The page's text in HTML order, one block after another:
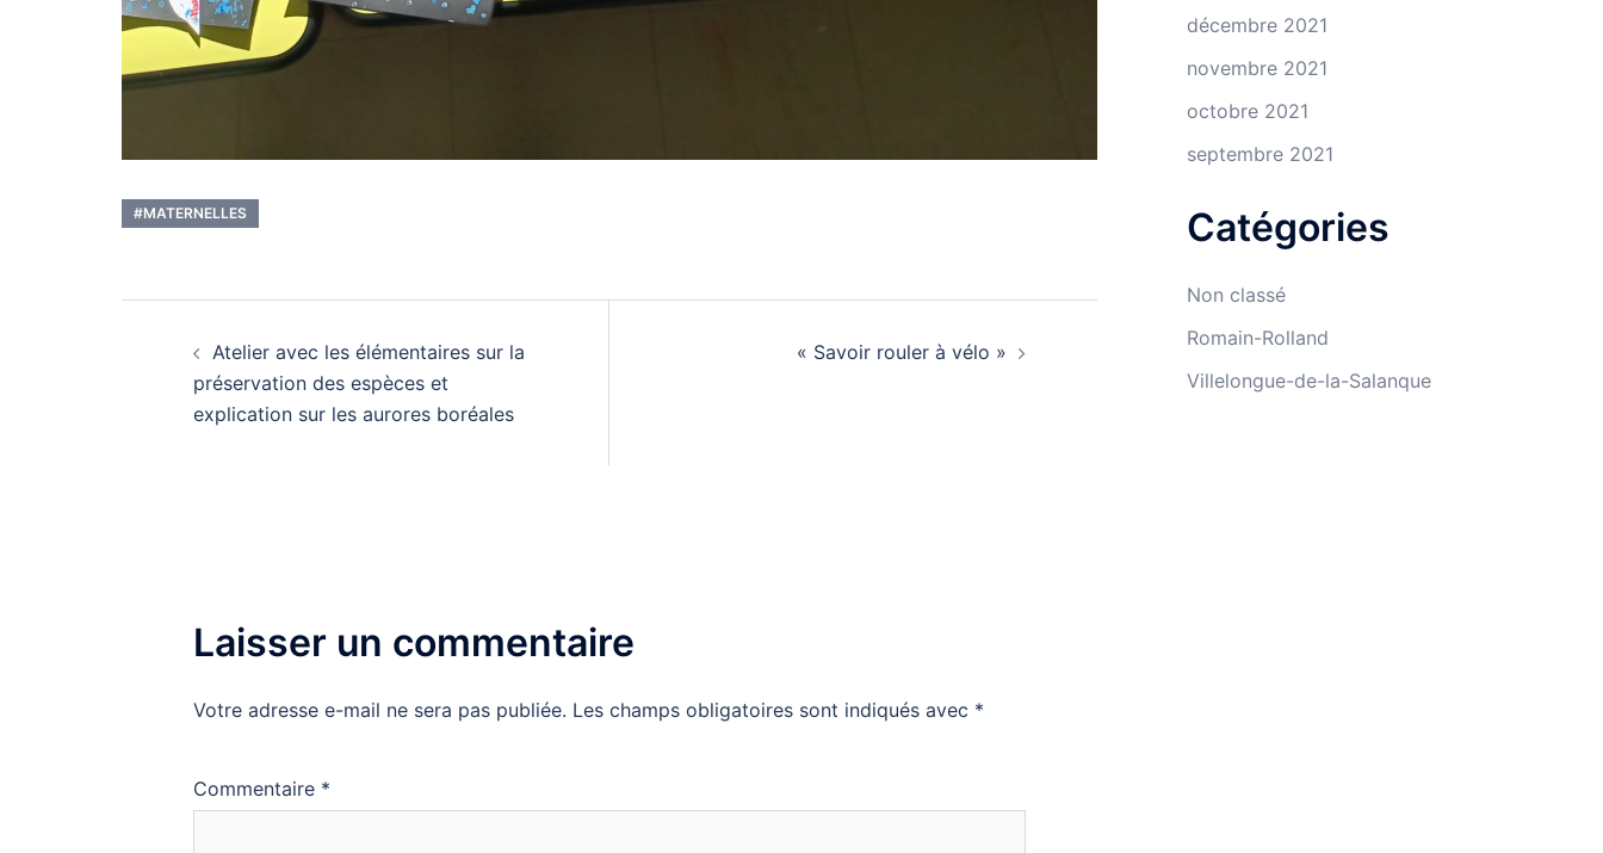
#MATERNELLES
Navigation
d’article
Atelier avec les élémentaires sur la
préservation des espèces et
explication sur les aurores boréales
« Savoir rouler à vélo »
Laisser un commentaire
Votre adresse e-mail ne sera pas publiée. Les champs obligatoires sont indiqués avec *
Commentaire *
décembre 2021
novembre 2021
octobre 2021
septembre 2021
Catégories
Non classé
Romain-Rolland
Villelongue-de-la-Salanque